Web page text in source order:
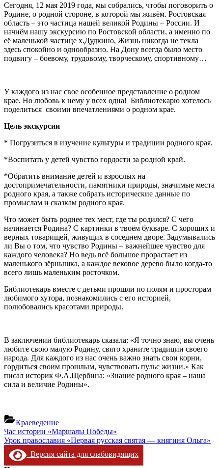
Сегодня, 12 мая 2019 года, мы собрались, чтобы поговорить о
Родине, о родной стороне, в которой мы живём. Ростовская
область – это частица нашей великой Родины – России. И
начнём нашу экскурсию по Ростовской области, а именно по
её маленькой частице х.Дудкино, Жизнь никогда не текла
здесь спокойно и однообразно. На Дону всегда было место
подвигу – боевому, трудовому, творческому, спортивному…
У каждого из нас свое особенное представление о родном
крае. Но любовь к нему у всех одна! Библиотекарю хотелось
поделиться своими впечатлениями о родном крае.
Цель экскурсии
* Погрузиться в изучение культуры и традиции родного края.
*Воспитать у детей чувство гордости за родной край.
*Обратить внимание детей и взрослых на
достопримечательности, памятники природы, значимые места
родного края, а также собрать исторические данные по
промыслам и сказкам родного края.
Что может быть роднее тех мест, где ты родился? С чего
начинается Родина? С картинки в твоём букваре. С хороших и
верных товарищей, живущих в соседнем дворе. Задумывались
ли Вы о том, что чувство Родины – важнейшее чувство для
каждого человека? Но ведь всё большое прорастает из
маленького зёрнышка, а каждое вековое дерево было когда-то
всего лишь маленьким росточком.
Библиотекарь вместе с детьми прошли по полям и просторам
любимого хутора, познакомились с его историей,
полюбовались красотами природы.
В заключении библиотекарь сказала: «Я точно знаю, вы очень
любите свою малую Родину, свято храните традиции своего
народа. Для каждого из нас очень важно знать свои корни,
гордиться своим прошлым, чувствовать пульс жизни.» Как
писал историк Ф.А.Щербина: «Знание родного края – наша
сила и величие Родины».
Краеведение
Навигация
по
записям
Предыдущая
запись:
Час истории «Маршалы Победы»
Следующая
запись:
Урок православия «Первая русская святая — княгиня Ольга»
Версия сайта для слабовидящих